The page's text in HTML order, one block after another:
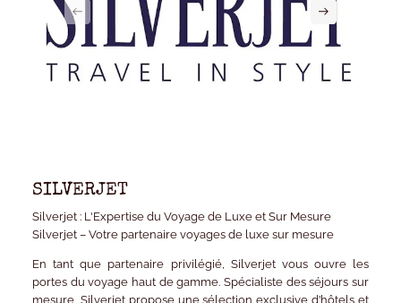
SILVERJET
Silverjet : L'Expertise du Voyage de Luxe et Sur Mesure
Silverjet – Votre partenaire voyages de luxe sur mesure
En tant que partenaire privilégié, Silverjetvous ouvre les
portes duvoyage haut de gamme. Spécialiste des séjours sur
mesure, Silverjet propose unesélection exclusive d’hôtels et